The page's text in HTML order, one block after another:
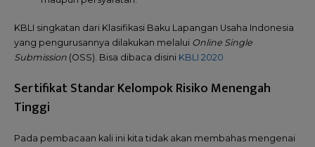
KBLI singkatan dari Klasifikasi Baku Lapangan Usaha Indonesia
yang pengurusannya dilakukan melalui Online Single
Submission (OSS). Bisa dibaca disini KBLI 2020
Sertifikat Standar Kelompok Risiko Menengah
Tinggi
Pada pembacaan kali ini kita tidak akan membahas mengenai